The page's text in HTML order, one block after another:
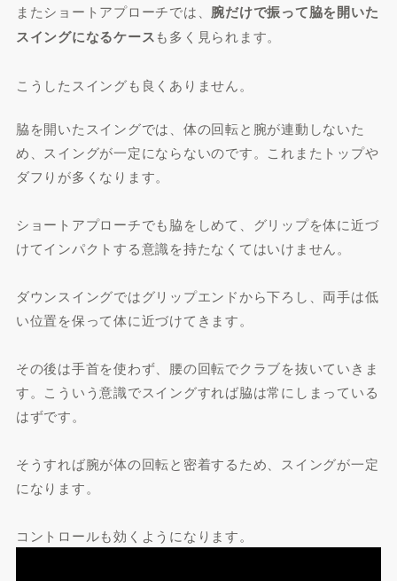
またショートアプローチでは、 腕だけで振って脇を開いた
スイングになるケースも多く見られます。
こうしたスイングも良くありません。
脇を開いたスイングでは、体の回転と腕が連動しないた
め、スイングが一定にならないのです。これまたトップや
ダフりが多くなります。
ショートアプローチでも脇をしめて、グリップを体に近づ
けてインパクトする意識を持たなくてはいけません。
ダウンスイングではグリップエンドから下ろし、両手は低
い位置を保って体に近づけてきます。
その後は手首を使わず、腰の回転でクラブを抜いていきま
す。こういう意識でスイングすれば脇は常にしまっている
はずです。
そうすれば腕が体の回転と密着するため、スイングが一定
になります。
コントロールも効くようになります。